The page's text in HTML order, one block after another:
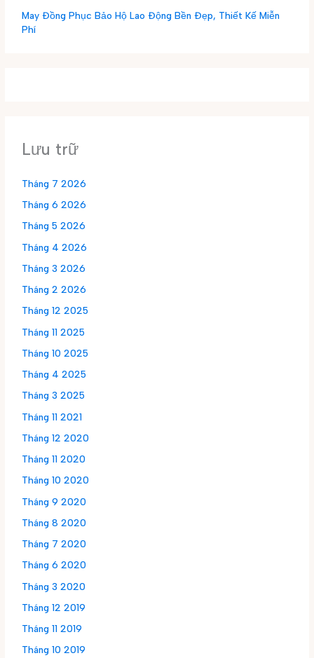
May Đồng Phục Bảo Hộ Lao Động Bền Đẹp, Thiết Kế Miễn
Phí
Lưu trữ
Tháng 7 2026
Tháng 6 2026
Tháng 5 2026
Tháng 4 2026
Tháng 3 2026
Tháng 2 2026
Tháng 12 2025
Tháng 11 2025
Tháng 10 2025
Tháng 4 2025
Tháng 3 2025
Tháng 11 2021
Tháng 12 2020
Tháng 11 2020
Tháng 10 2020
Tháng 9 2020
Tháng 8 2020
Tháng 7 2020
Tháng 6 2020
Tháng 3 2020
Tháng 12 2019
Tháng 11 2019
Tháng 10 2019